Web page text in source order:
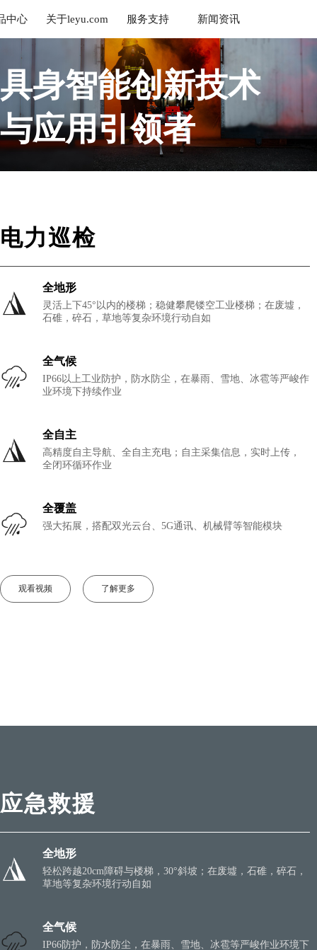
中心 关于leyu.com 服务支持 新闻资讯
具身智能创新技术
与应用引领者
电力巡检
全地形
灵活上下45°以内的楼梯；稳健攀爬镂空工业楼梯；在废墟，
石碓，碎石，草地等复杂环境行动自如
全气候
IP66以上工业防护，防水防尘，在暴雨、雪地、冰雹等严峻作
业环境下持续作业
全自主
高精度自主导航、全自主充电；自主采集信息，实时上传，
全闭环循环作业
全覆盖
强大拓展，搭配双光云台、5G通讯、机械臂等智能模块
观看视频 了解更多
应急救援
全地形
轻松跨越20cm障碍与楼梯，30°斜坡；在废墟，石碓，碎石，
草地等复杂环境行动自如
全气候
IP66防护，防水防尘，在暴雨、雪地、冰雹等严峻作业环境下